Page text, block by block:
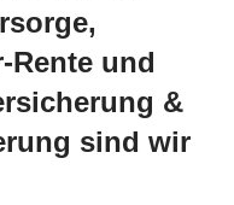
Rente und
&
sind wir